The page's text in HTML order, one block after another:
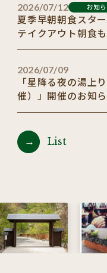
2026/07/12 お知
夏季早朝朝食
テイクアウト朝食
2026/07/09
「星降る夜の湯上
催）」開催のお知
List